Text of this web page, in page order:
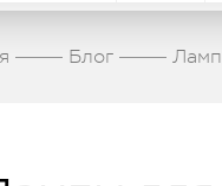
Блог